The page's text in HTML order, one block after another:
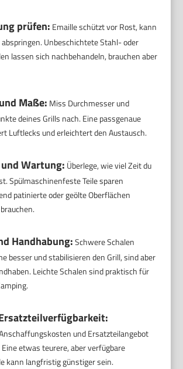
prüfen: Emaille schützt vor Rost, kann
Unbeschichtete Stahl- oder
lassen sich nachbehandeln, brauchen aber
Maße: Miss Durchmesser und
deines Grills nach. Eine passgenaue
Luftlecks und erleichtert den Austausch.
Wartung: Überlege, wie viel Zeit du
Spülmaschinenfeste Teile sparen
patinierte oder geölte Oberflächen
Handhabung:Schwere Schalen
besser und stabilisieren den Grill, sind aber
Leichte Schalen sind praktisch für
und Ersatzteilangebot
etwas teurere, aber verfügbare
kann langfristig günstiger sein.